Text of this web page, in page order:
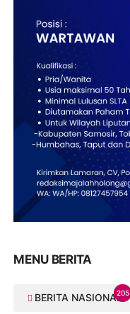
MENU BERITA
BERITA NASIONAL205